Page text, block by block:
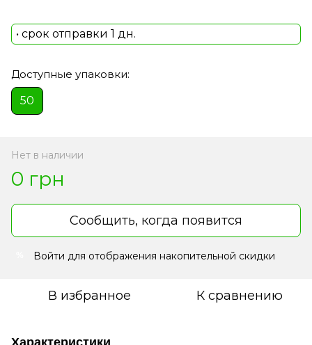
• срок отправки 1 дн.
Доступные упаковки:
50
Нет в наличии
0 грн
Сообщить, когда появится
Войти для отображения накопительной скидки
В избранное К сравнению
Характеристики